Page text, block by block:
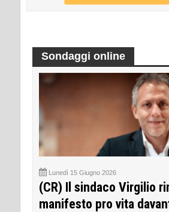
Sondaggi online
Lunedì 15 Giugno 2026
(CR) Il sindaco Virgilio
manifesto pro vita